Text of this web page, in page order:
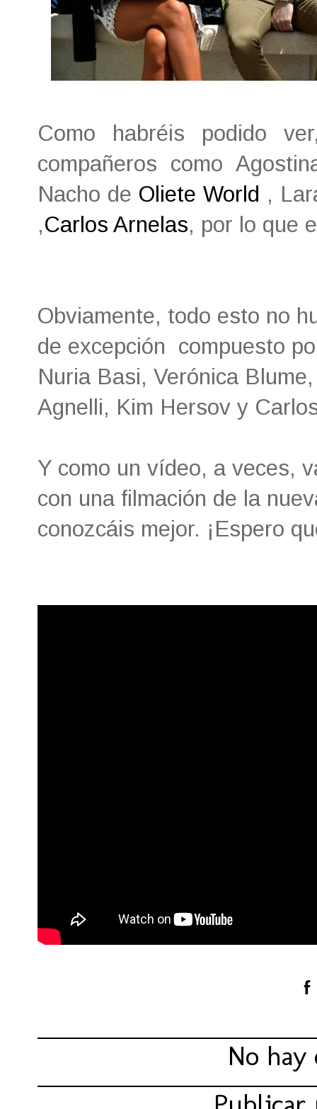
Como habréis podido
compañeros como
Nacho de Oliete World ,
,Carlos Arnelas, por lo que
Obviamente, todo esto no
de excepción compuesto
Nuria Basi, Verónica
Agnelli, Kim Hersov y
Y como un vídeo, a veces,
con una filmación de la
conozcáis mejor. ¡Espero
No